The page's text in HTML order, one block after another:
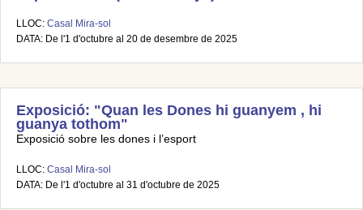
LLOC: Casal Mira-sol
DATA: De l'1 d'octubre al 20 de desembre de 2025
Exposició: "Quan les Dones hi guanyem , hi
guanya tothom"
Exposició sobre les dones i l’esport
LLOC: Casal Mira-sol
DATA: De l'1 d'octubre al 31 d'octubre de 2025